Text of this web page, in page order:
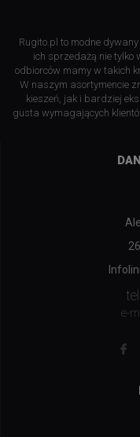
Rugito.pl to modne
ich sprzedażą nie tylko
odbiorców mamy w takich
W naszym asortymencie
kieszeń, jak i bardziej
gusta wymagających
tel.
e-